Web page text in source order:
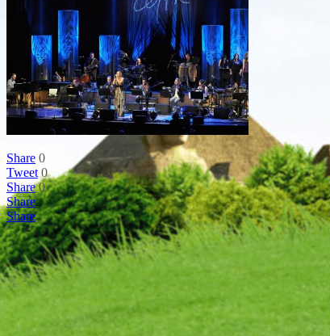
Share 0
Tweet 0
Share 0
Share
Share